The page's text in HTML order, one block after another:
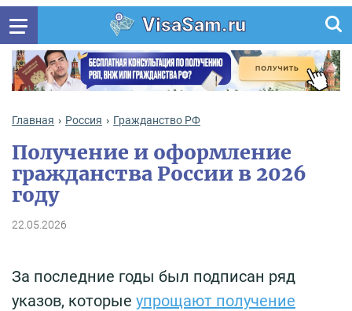
VisaSam.ru
Главная Россия Гражданство РФ
Получение и оформление
гражданства России в 2026
году
22.05.2026
За последние годы был подписан ряд
указов, которые упрощают получение